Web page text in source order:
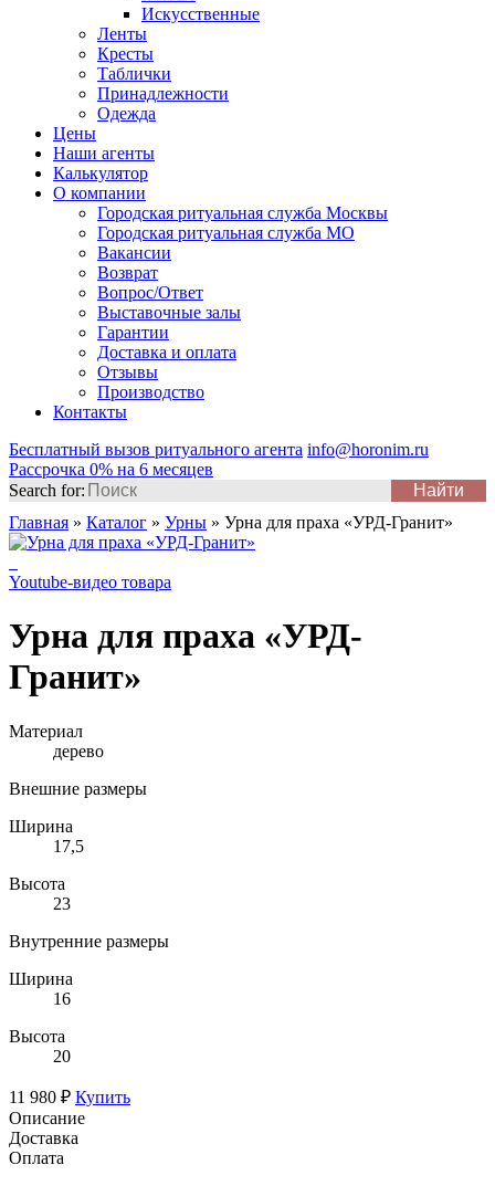
Искусственные
Ленты
Кресты
Таблички
Принадлежности
Одежда
Цены
Наши агенты
Калькулятор
О компании
Городская ритуальная служба Москвы
Городская ритуальная служба МО
Вакансии
Возврат
Вопрос/Ответ
Выставочные залы
Гарантии
Доставка и оплата
Отзывы
Производство
Контакты
Бесплатный вызов ритуального агента info@horonim.ru
Рассрочка 0% на 6 месяцев
Search for:
Главная » Каталог » Урны » Урна для праха «УРД-Гранит»
Youtube-видео товара
Урна для праха «УРД-
Гранит»
Материал
дерево
Внешние размеры
Ширина
17,5
Высота
23
Внутренние размеры
Ширина
16
Высота
20
11 980 ₽ Купить
Описание
Доставка
Оплата